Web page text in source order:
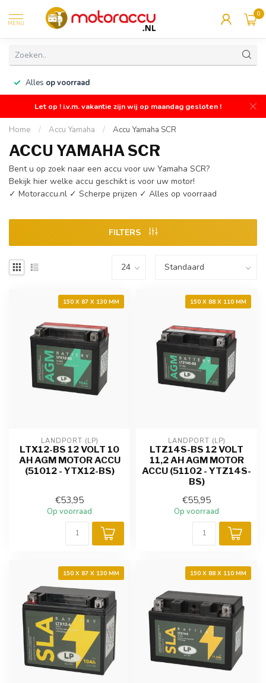
MENU
0
Alles op voorraad
Let op ! i.v.m. vakantie zijn wij op maandag gesloten !
Home / Accu Yamaha / Accu Yamaha SCR
ACCU YAMAHA SCR
Bent u op zoek naar een accu voor uw Yamaha SCR?
Bekijk hier welke accu geschikt is voor uw motor!
✓ Motoraccu.nl ✓ Scherpe prijzen ✓ Alles op voorraad
FILTERS
150 X 87 X 130 MM
LANDPORT (LP)
LTX12-BS 12 VOLT 10
AH AGM MOTOR ACCU
(51012 - YTX12-BS)
€53,95
Op voorraad
150 X 88 X 110 MM
LANDPORT (LP)
LTZ14S-BS 12 VOLT
11,2 AH AGM MOTOR
ACCU (51102 - YTZ14S-
BS)
€55,95
Op voorraad
150 X 87 X 130 MM 150 X 88 X 110 MM